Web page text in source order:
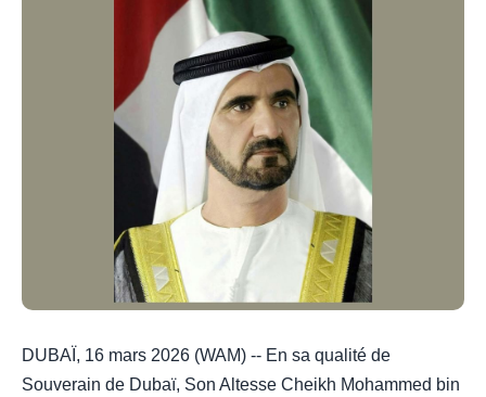
DUBAÏ, 16 mars 2026 (WAM) -- En sa qualité de
Souverain de Dubaï, Son Altesse Cheikh Mohammed bin